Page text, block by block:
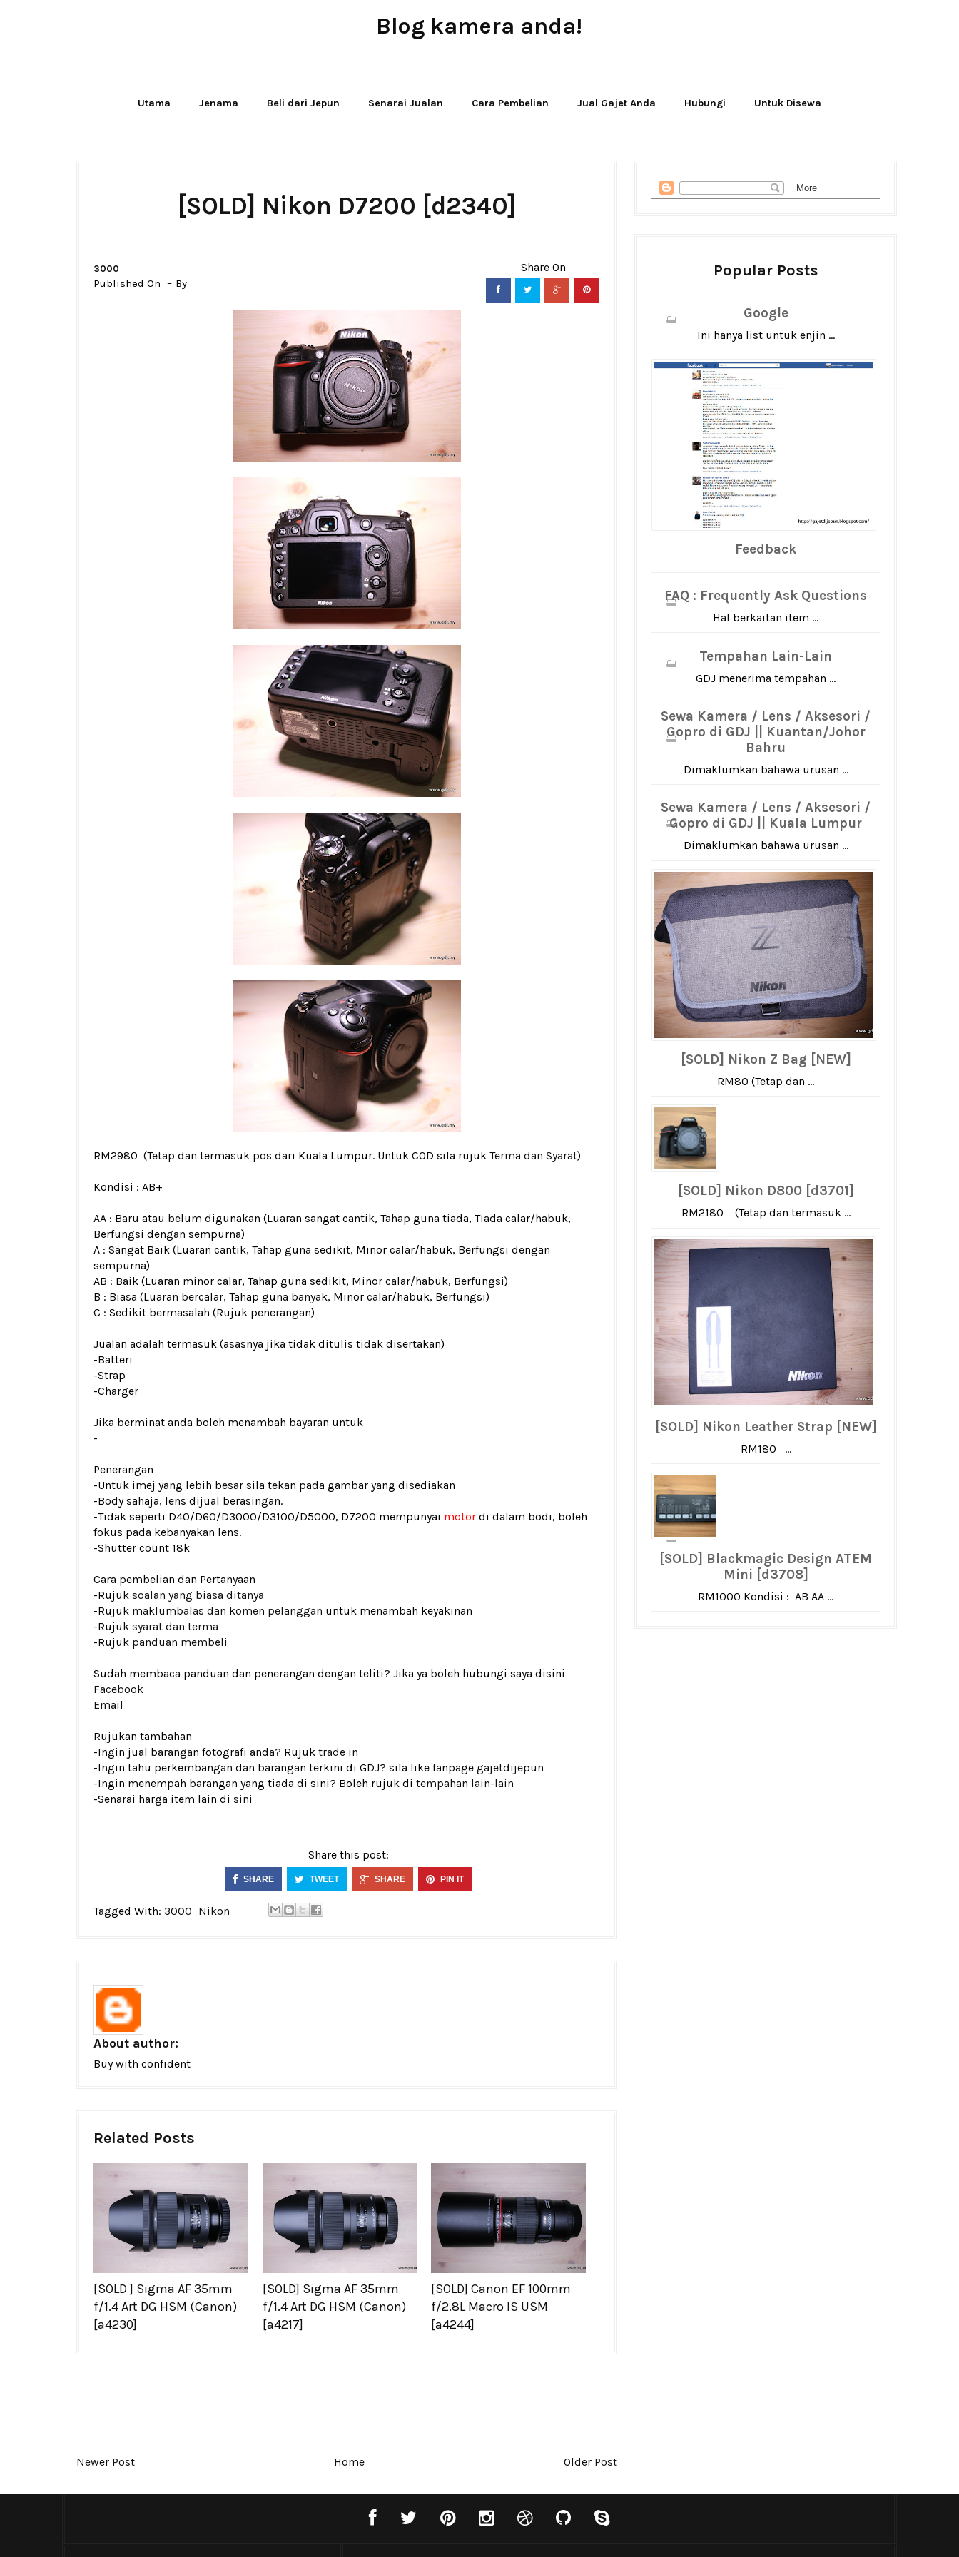
Blog kamera anda!
Utama Jenama Beli dari Jepun Senarai Jualan Cara Pembelian Jual Gajet Anda Hubungi Untuk Disewa
[SOLD] Nikon D7200 [d2340]
3000
Published On By
RM2980 (Tetap dan termasuk pos dari Kuala Lumpur. Untuk COD sila rujuk Terma dan Syarat)
Kondisi : AB+
AA : Baru atau belum digunakan (Luaran sangat cantik, Tahap guna tiada, Tiada calar/habuk,
Berfungsi dengan sempurna)
A : Sangat Baik (Luaran cantik, Tahap guna sedikit, Minor calar/habuk, Berfungsi dengan
sempurna)
AB : Baik (Luaran minor calar, Tahap guna sedikit, Minor calar/habuk, Berfungsi)
B : Biasa (Luaran bercalar, Tahap guna banyak, Minor calar/habuk, Berfungsi)
C : Sedikit bermasalah (Rujuk penerangan)
Jualan adalah termasuk (asasnya jika tidak ditulis tidak disertakan)
-Batteri
-Strap
-Charger
Jika berminat anda boleh menambah bayaran untuk
-
Penerangan
-Untuk imej yang lebih besar sila tekan pada gambar yang disediakan
-Body sahaja, lens dijual berasingan.
-Tidak seperti D40/D60/D3000/D3100/D5000, D7200 mempunyai motor di dalam bodi, boleh
fokus pada kebanyakan lens.
-Shutter count 18k
Cara pembelian dan Pertanyaan
-Rujuk soalan yang biasa ditanya
-Rujuk maklumbalas dan komen pelanggan untuk menambah keyakinan
-Rujuk syarat dan terma
-Rujuk panduan membeli
Sudah membaca panduan dan penerangan dengan teliti? Jika ya boleh hubungi saya disini
Facebook
Email
Rujukan tambahan
-Ingin jual barangan fotografi anda? Rujuk trade in
-Ingin tahu perkembangan dan barangan terkini di GDJ? sila like fanpage gajetdijepun
-Ingin menempah barangan yang tiada di sini? Boleh rujuk di tempahan lain-lain
-Senarai harga item lain di sini
Share this post:
SHARE TWEET SHARE PIN IT
Tagged With: 3000 Nikon
About author:
Buy with confident
Related Posts
[SOLD ] Sigma AF 35mm
f/1.4 Art DG HSM (Canon)
[a4230]
[SOLD] Sigma AF 35mm
f/1.4 Art DG HSM (Canon)
[a4217]
[SOLD] Canon EF 100mm
f/2.8L Macro IS USM
[a4244]
Newer Post Home Older Post
Popular Posts
Google
Ini hanya list untuk enjin ...
Feedback
FAQ : Frequently Ask Questions
Hal berkaitan item ...
Tempahan Lain-Lain
GDJ menerima tempahan ...
Sewa Kamera / Lens / Aksesori /
Gopro di GDJ || Kuantan/Johor
Bahru
Dimaklumkan bahawa urusan ...
Sewa Kamera / Lens / Aksesori /
Gopro di GDJ || Kuala Lumpur
Dimaklumkan bahawa urusan ...
[SOLD] Nikon Z Bag [NEW]
RM80 (Tetap dan ...
[SOLD] Nikon D800 [d3701]
RM2180 (Tetap dan termasuk ...
[SOLD] Nikon Leather Strap [NEW]
RM180 ...
[SOLD] Blackmagic Design ATEM
Mini [d3708]
RM1000 Kondisi : AB AA ...